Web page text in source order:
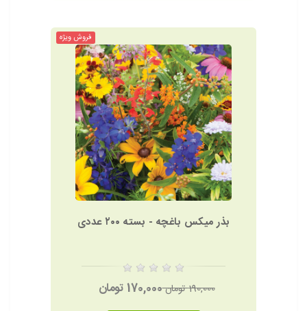
فروش ویژه
بذر میکس باغچه - بسته ٢٠٠ عددی
190,000 تومان
170,000 تومان